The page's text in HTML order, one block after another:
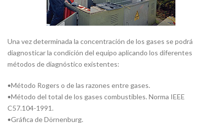
Una vez determinada la concentración de los gases se podrá
diagnosticar la condición del equipo aplicando los diferentes
métodos de diagnóstico existentes:
•Método Rogers o de las razones entre gases.
•Método del total de los gases combustibles. Norma IEEE
C57.104-1991.
•Gráfica de Dörnenburg.